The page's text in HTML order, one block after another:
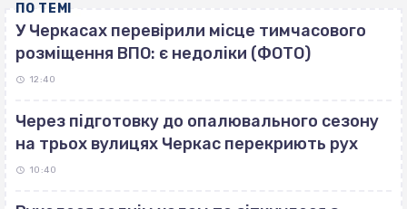
ПО ТЕМІ
У Черкасах перевірили місце тимчасового
розміщення ВПО: є недоліки (ФОТО)
12:40
Через підготовку до опалювального сезону
на трьох вулицях Черкас перекриють рух
10:40